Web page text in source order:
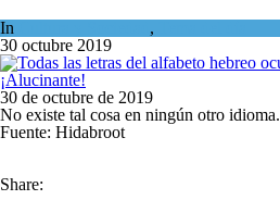
In ,
30 octubre 2019
30 de octubre de 2019
No existe tal cosa en ningún otro idioma.
Fuente: Hidabroot
Share: